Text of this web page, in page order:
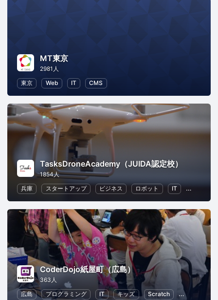
MT東京
2981人
東京
Web IT CMS
TasksDroneAcademy（JUIDA認定校）
1854人
兵庫
スタートアップ ビジネス ロボット IT 起業
CoderDojo紙屋町（広島）
363人
広島
プログラミング IT キッズ Scratch 子供向けプ